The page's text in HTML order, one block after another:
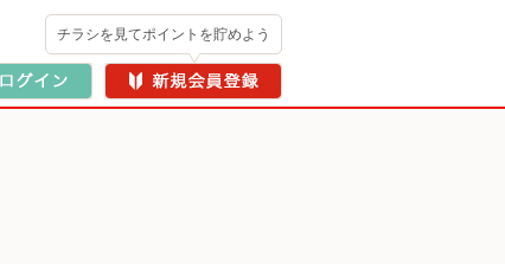
チラシを見てポイントを貯めよう